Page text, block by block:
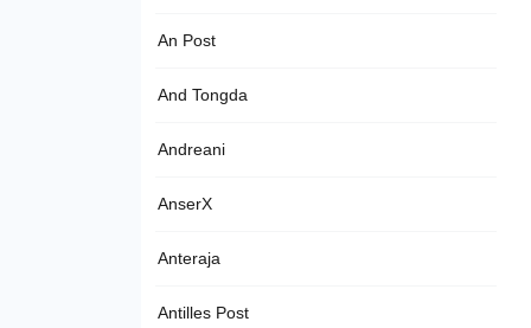
An Post
And Tongda
Andreani
AnserX
Anteraja
Antilles Post